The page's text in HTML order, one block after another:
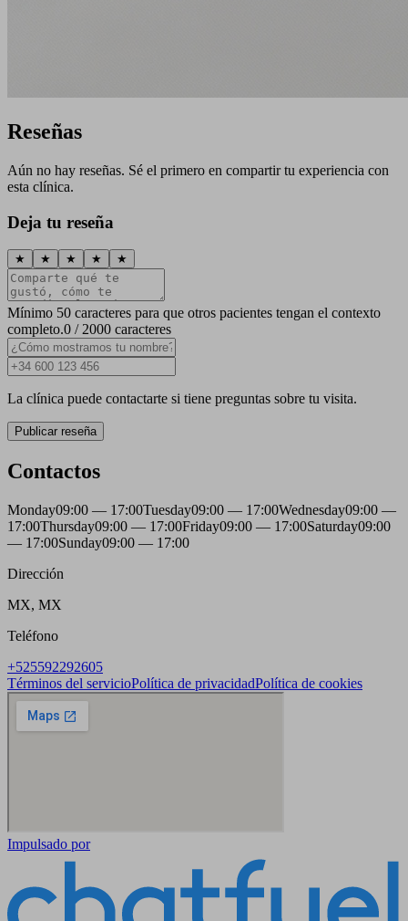
Reseñas
Aún no hay reseñas. Sé el primero en compartir tu experiencia con
esta clínica.
Deja tu reseña
★ ★ ★ ★ ★
Mínimo 50 caracteres para que otros pacientes tengan el contexto
completo.0 / 2000 caracteres
La clínica puede contactarte si tiene preguntas sobre tu visita.
Publicar reseña
Contactos
Monday09:00 — 17:00Tuesday09:00 — 17:00Wednesday09:00 —
17:00Thursday09:00 — 17:00Friday09:00 — 17:00Saturday09:00
— 17:00Sunday09:00 — 17:00
Dirección
MX, MX
Teléfono
+525592292605
Términos del servicioPolítica de privacidadPolítica de cookies
Impulsado por